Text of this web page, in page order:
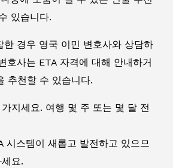
있습니다.
한 경우 영국 이민 변호사와 상담하
호사는 ETA 자격에 대해 안내하거
추천할 수 있습니다.
지세요. 여행 몇 주 또는 몇 달 전
시스템이 새롭고 발전하고 있으므
요.